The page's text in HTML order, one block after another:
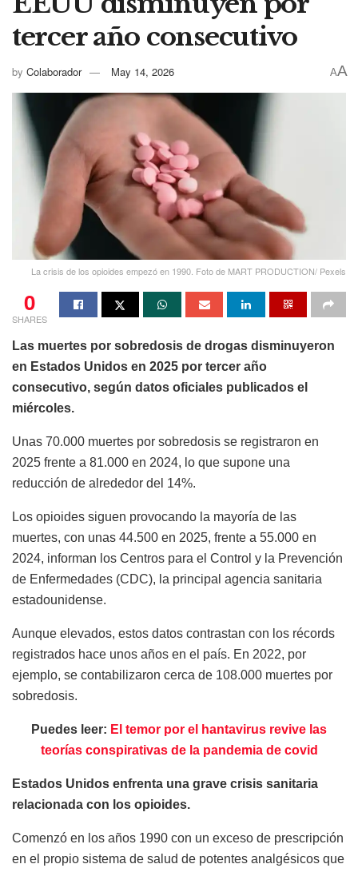
tercer año consecutivo
by Colaborador May 14, 2026 AA
La crisis de los opioides empezó en 1990. Foto de MART PRODUCTION/ Pexels
0
SHARES
Las muertes por sobredosis de drogas disminuyeron
en Estados Unidos en 2025 por tercer año
consecutivo, según datos oficiales publicados el
miércoles.
Unas 70.000 muertes por sobredosis se registraron en
2025 frente a 81.000 en 2024, lo que supone una
reducción de alrededor del 14%.
Los opioides siguen provocando la mayoría de las
muertes, con unas 44.500 en 2025, frente a 55.000 en
2024, informan los Centros para el Control y la Prevención
de Enfermedades (CDC), la principal agencia sanitaria
estadounidense.
Aunque elevados, estos datos contrastan con los récords
registrados hace unos años en el país. En 2022, por
ejemplo, se contabilizaron cerca de 108.000 muertes por
sobredosis.
Puedes leer: El temor por el hantavirus revive las
teorías conspirativas de la pandemia de covid
Estados Unidos enfrenta una grave crisis sanitaria
relacionada con los opioides.
Comenzó en los años 1990 con un exceso de prescripción
en el propio sistema de salud de potentes analgésicos que